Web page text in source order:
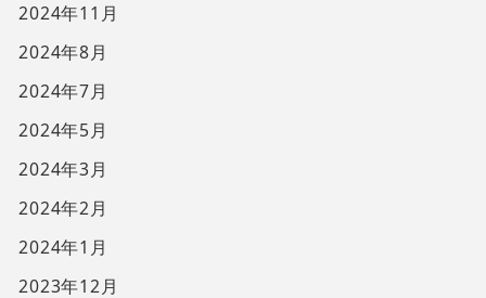
2024年11月
2024年8月
2024年7月
2024年5月
2024年3月
2024年2月
2024年1月
2023年12月